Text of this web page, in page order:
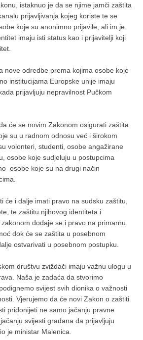
istaknuo je da se njime jamči zaštita
prijavljivanja kojeg koriste te se
koje su anonimno prijavile, ali im je
imaju isti status kao i prijavitelji koji
nove odredbe prema kojima osobe koje
institucijama Europske unije imaju
prijavljuju nepravilnost Pučkom
će se novim Zakonom osigurati zaštita
su u radnom odnosu već i širokom
volonteri, studenti, osobe angažirane
osobe koje sudjeluju u postupcima
osobe koje su na drugi način
će i dalje imati pravo na sudsku zaštitu,
te zaštitu njihovog identiteta i
dodaje se i pravo na primarnu
dok će se zaštita u posebnom
ostvarivati u posebnom postupku.
društvu zviždači imaju važnu ulogu u
Naša je zadaća da stvorimo
svijest svih dionika o važnosti
Vjerujemo da će novi Zakon o zaštiti
pridonijeti ne samo jačanju pravne
svijesti građana da prijavljuju
je ministar Malenica.